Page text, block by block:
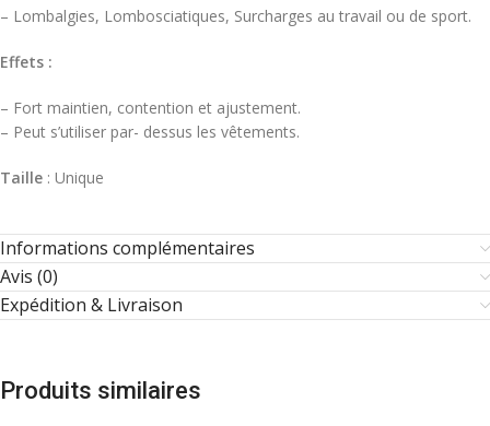
– Lombalgies, Lombosciatiques, Surcharges au travail ou de sport.
Effets :
– Fort maintien, contention et ajustement.
– Peut s’utiliser par- dessus les vêtements.
Taille : Unique
Informations complémentaires
Avis (0)
Expédition & Livraison
Produits similaires